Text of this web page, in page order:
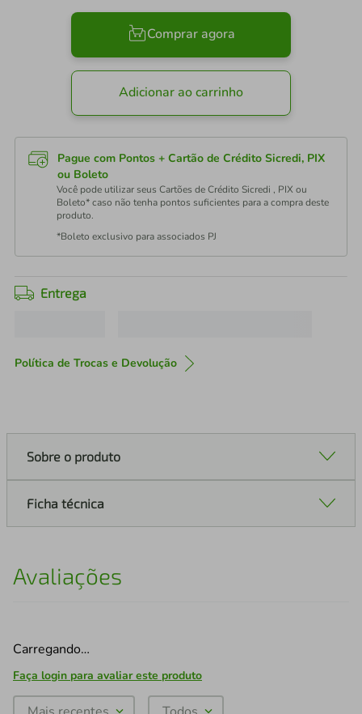
Comprar agora
Adicionar ao carrinho
Pague com Pontos + Cartão de Crédito Sicredi, PIX
ou Boleto
Você pode utilizar seus Cartões de Crédito Sicredi , PIX ou
Boleto* caso não tenha pontos suficientes para a compra deste
produto.
*Boleto exclusivo para associados PJ
Entrega
Política de Trocas e Devolução
Sobre o produto
Ficha técnica
Avaliações
Carregando…
Faça login para avaliar este produto